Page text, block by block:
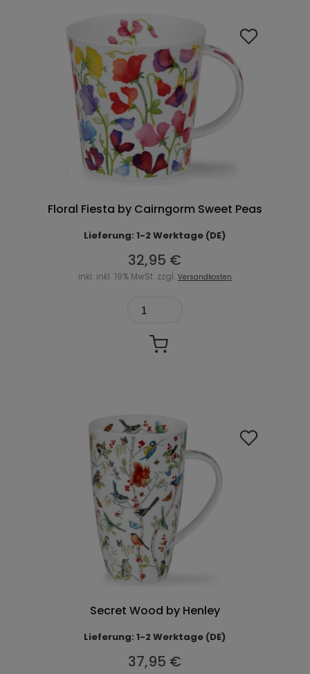
Floral Fiesta by Cairngorm Sweet Peas
Lieferung: 1-2 Werktage (DE)
32,95 €
inkl. inkl. 19% MwSt. zzgl. Versandkosten
Secret Wood by Henley
Lieferung: 1-2 Werktage (DE)
37,95 €